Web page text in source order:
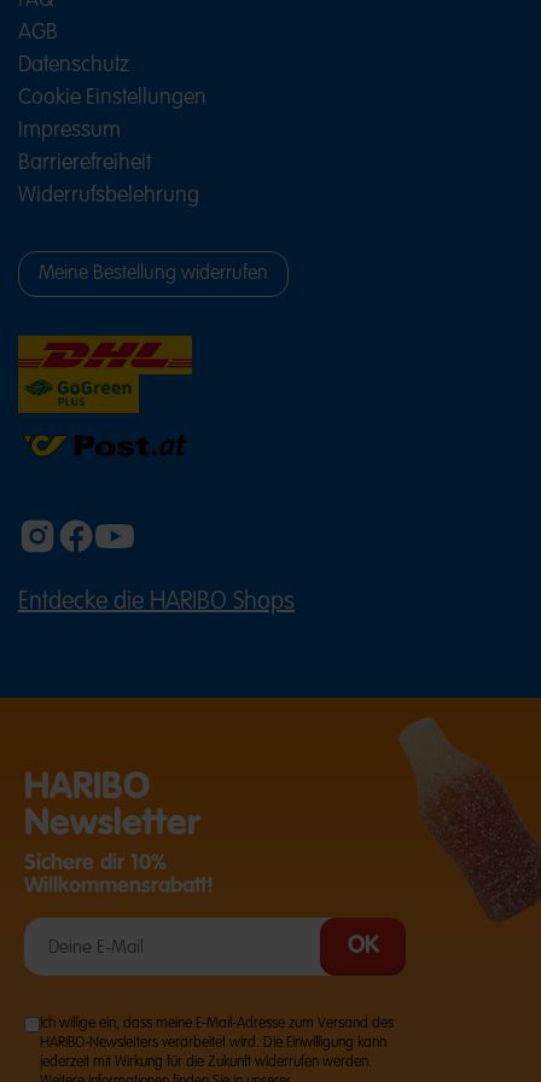
Süßigkeiten schaffen eine liebevolle Atmosphäre
und passen perfekt zur Dekoration. Mit einer
Auswahl an Fruchtgummis, Schaumzucker und
Bonbons entsteht eine süße Naschecke, die
Gäste gerne besuchen. Candy Bar für
Firmenveranstaltungen, Messen oder Jubiläen
kommt eine Candy Bar hervorragend an. Die
jeden Geschmack das Richtige und schafft einen
sympathischen Treffpunkt für Kunden, Gäste und
Mitarbeitende. Farben und Produkte lassen sich
Veranstaltungskonzept abstimmen. Candy Bar
Kombination unterschiedlicher Süßigkeiten.
und Klassiker mit verschiedenen Farben und
abgestimmt sind. HARIBO Süßigkeiten für Ihre
Candy Bar online kaufen Entdecken Sie die große
Auswahl an HARIBO Süßigkeiten für Ihre Candy
Bar und gestalten Sie ein süßes Highlight für Ihre
nächste Feier. Ob Hochzeit, Geburtstag, Baby
Shower, Taufe oder Firmenevent: Mit den
beliebten HARIBO Produkten wird jede Candy Bar
zum Anziehungspunkt für Ihre Gäste. Jetzt die
passenden Süßigkeiten online bestellen und Ihre
Candy Bar individuell zusammenstellen.
AGB
Datenschutz
Cookie Einstellungen
Impressum
Barrierefreiheit
Widerrufsbelehrung
Meine Bestellung widerrufen
Entdecke die HARIBO Shops
HARIBO
Newsletter
Sichere dir 10%
Willkommensrabatt!
Ich willige ein, dass meine E-Mail-Adresse zum Versand des
HARIBO-Newsletters verarbeitet wird. Die Einwilligung kann
jederzeit mit Wirkung für die Zukunft widerrufen werden.